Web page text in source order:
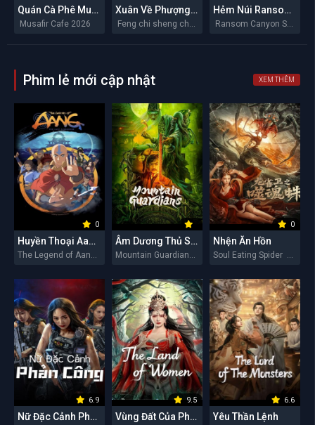
Quán Cà Phê Musafir
Musafir Cafe 2026
Xuân Về Phượng Trì
Feng chi sheng chun 2026
Hẻm Núi Ransom (Mùa 2)
Ransom Canyon Season 2 2026
Phim lẻ mới cập nhật XEM THÊM
0
Huyền Thoại Aang: Tiết Khí Sư Cuối Cùng
The Legend of Aang: The Last Airbender 2026
Âm Dương Thủ Sơn Nhân
Mountain Guardians 2026
0
Nhện Ăn Hồn
Soul Eating Spider 2026
6.9
Nữ Đặc Cảnh Phản Công
9.5
Vùng Đất Của Phụ Nữ
6.6
Yêu Thần Lệnh